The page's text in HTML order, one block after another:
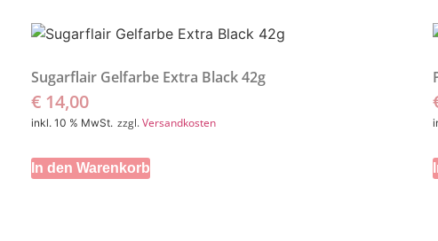
Sugarflair Gelfarbe Extra Black 42g
€ 14,00
inkl. 10 % MwSt. zzgl.Versandkosten
In den Warenkorb